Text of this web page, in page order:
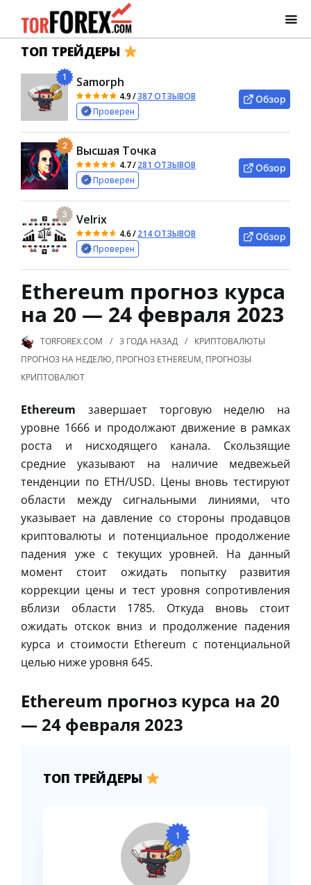
ТОП ТРЕЙДЕРЫ
1 Samorph
4.9/387 ОТЗЫВОВ
Проверен
Обзор
2 Высшая Точка
4.7/281 ОТЗЫВОВ
Проверен
Обзор
3 Velrix
4.6/214 ОТЗЫВОВ
Проверен
Обзор
Ethereum прогноз курса
на 20 — 24 февраля 2023
TORFOREX.COM 3 ГОДА НАЗАД
КРИПТОВАЛЮТЫ
ПРОГНОЗ НА НЕДЕЛЮ, ПРОГНОЗ ETHEREUM, ПРОГНОЗЫ
КРИПТОВАЛЮТ
Ethereum завершает торговую неделю на
уровне 1666 и продолжают движение в рамках
роста и нисходящего канала. Скользящие
средние указывают на наличие медвежьей
тенденции по ETH/USD. Цены вновь тестируют
области между сигнальными линиями, что
указывает на давление со стороны продавцов
криптовалюты и потенциальное продолжение
падения уже с текущих уровней. На данный
момент стоит ожидать попытку развития
коррекции цены и тест уровня сопротивления
вблизи области 1785. Откуда вновь стоит
ожидать отскок вниз и продолжение падения
курса и стоимости Ethereum с потенциальной
целью ниже уровня 645.
Ethereum прогноз курса на 20
— 24 февраля 2023
ТОП ТРЕЙДЕРЫ
1